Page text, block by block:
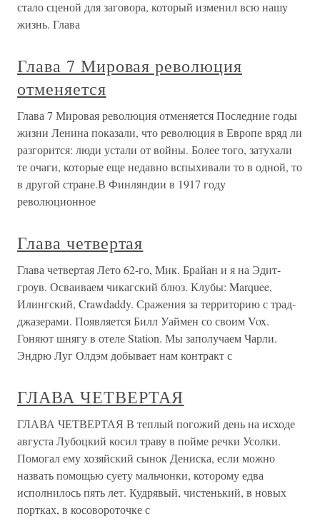
стало сценой для заговора, который изменил всю нашу
жизнь. Глава
Глава 7 Мировая революция
отменяется
Глава 7 Мировая революция отменяется Последние годы
жизни Ленина показали, что революция в Европе вряд ли
разгорится: люди устали от войны. Более того, затухали
те очаги, которые еще недавно вспыхивали то в одной, то
в другой стране.В Финляндии в 1917 году
революционное
Глава четвертая
Глава четвертая Лето 62-го, Мик. Брайан и я на Эдит-
гроув. Осваиваем чикагский блюз. Клубы: Marquee,
Илингский, Crawdaddy. Сражения за территорию с трад-
джазерами. Появляется Билл Уаймен со своим Vox.
Гоняют шнягу в отеле Station. Мы заполучаем Чарли.
Эндрю Луг Олдэм добывает нам контракт с
ГЛАВА ЧЕТВЕРТАЯ
ГЛАВА ЧЕТВЕРТАЯ В теплый погожий день на исходе
августа Лубоцкий косил траву в пойме речки Усолки.
Помогал ему хозяйский сынок Дениска, если можно
назвать помощью суету мальчонки, которому едва
исполнилось пять лет. Кудрявый, чистенький, в новых
портках, в косовороточке с